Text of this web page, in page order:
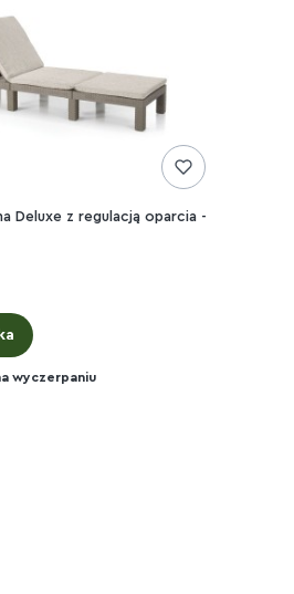
Deluxe z regulacją oparcia -
wyczerpaniu